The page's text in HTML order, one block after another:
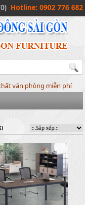
Hotline: 0902 776 682
văn phòng miễn phí